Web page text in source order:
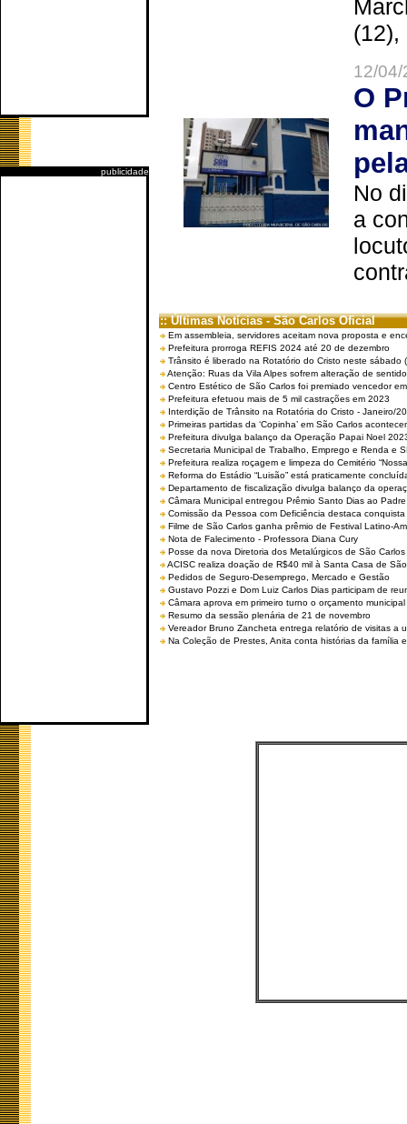
publicidade
(12),
12/
O
No
a
:: Últimas Notícias - São Carlos Oficial
Em assembleia, servidores aceitam nova proposta e
Prefeitura prorroga REFIS 2024 até 20 de dezembro
Trânsito é liberado na Rotatório do Cristo neste sábado
Atenção: Ruas da Vila Alpes sofrem alteração de
Centro Estético de São Carlos foi premiado vencedor
Prefeitura efetuou mais de 5 mil castrações em 2023
Interdição de Trânsito na Rotatória do Cristo - Janeiro/
Primeiras partidas da ‘Copinha’ em São Carlos
Prefeitura divulga balanço da Operação Papai Noel
Secretaria Municipal de Trabalho, Emprego e Renda e
Prefeitura realiza roçagem e limpeza do Cemitério
Reforma do Estádio “Luisão” está praticamente
Departamento de fiscalização divulga balanço da
Câmara Municipal entregou Prêmio Santo Dias ao
Comissão da Pessoa com Deficiência destaca
Filme de São Carlos ganha prêmio de Festival Latino-
Nota de Falecimento - Professora Diana Cury
Posse da nova Diretoria dos Metalúrgicos de São
ACISC realiza doação de R$40 mil à Santa Casa de
Pedidos de Seguro-Desemprego, Mercado e Gestão
Gustavo Pozzi e Dom Luiz Carlos Dias participam de
Câmara aprova em primeiro turno o orçamento
Resumo da sessão plenária de 21 de novembro
Vereador Bruno Zancheta entrega relatório de visitas a
Na Coleção de Prestes, Anita conta histórias da família